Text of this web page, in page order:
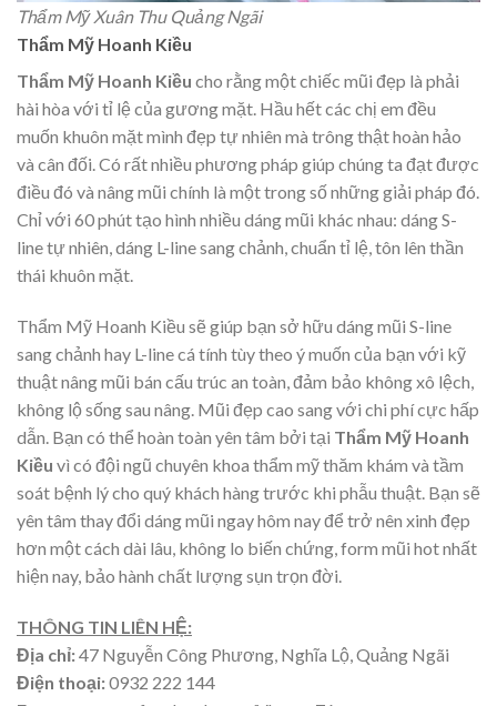
Thẩm Mỹ Xuân Thu Quảng Ngãi
Thẩm Mỹ Hoanh Kiều
Thẩm Mỹ Hoanh Kiều cho rằng một chiếc mũi đẹp là phải
hài hòa với tỉ lệ của gương mặt. Hầu hết các chị em đều
muốn khuôn mặt mình đẹp tự nhiên mà trông thật hoàn hảo
và cân đối. Có rất nhiều phương pháp giúp chúng ta đạt được
điều đó và nâng mũi chính là một trong số những giải pháp đó.
Chỉ với 60 phút tạo hình nhiều dáng mũi khác nhau: dáng S-
line tự nhiên, dáng L-line sang chảnh, chuẩn tỉ lệ, tôn lên thần
thái khuôn mặt.
Thẩm Mỹ Hoanh Kiều sẽ giúp bạn sở hữu dáng mũi S-line
sang chảnh hay L-line cá tính tùy theo ý muốn của bạn với kỹ
thuật nâng mũi bán cấu trúc an toàn, đảm bảo không xô lệch,
không lộ sống sau nâng. Mũi đẹp cao sang với chi phí cực hấp
dẫn. Bạn có thể hoàn toàn yên tâm bởi tại Thẩm Mỹ Hoanh
Kiều vì có đội ngũ chuyên khoa thẩm mỹ thăm khám và tầm
soát bệnh lý cho quý khách hàng trước khi phẫu thuật. Bạn sẽ
yên tâm thay đổi dáng mũi ngay hôm nay để trở nên xinh đẹp
hơn một cách dài lâu, không lo biến chứng, form mũi hot nhất
hiện nay, bảo hành chất lượng sụn trọn đời.
THÔNG TIN LIÊN HỆ:
Địa chỉ:47 Nguyễn Công Phương, Nghĩa Lộ, Quảng Ngãi
Điện thoại:0932 222 144